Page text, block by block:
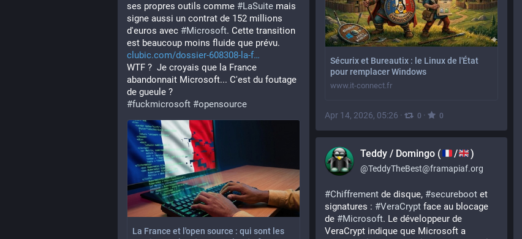
Sécurix et Bureautix : le Linux de l'État
pour remplacer Windows
www.it-connect.fr
Apr 14, 2026, 05:26 · 0 · 0
ses propres outils comme #LaSuite mais
signe aussi un contrat de 152 millions
d'euros avec #Microsoft. Cette transition
est beaucoup moins fluide que prévu.
clubic.com/dossier-608308-la-f
WTF ?  Je croyais que la France
abandonnait Microsoft... C'est du foutage
de gueule ?
#fuckmicrosoft #opensource
La France et l'open source : qui sont les
Teddy / Domingo ( / )
@TeddyTheBest@framapiaf.org
#Chiffrement de disque, #secureboot et
signatures : #VeraCrypt face au blocage
de #Microsoft. Le développeur de
VeraCrypt indique que Microsoft a